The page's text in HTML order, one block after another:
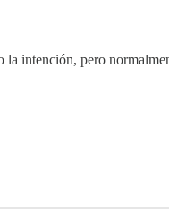
intención, pero